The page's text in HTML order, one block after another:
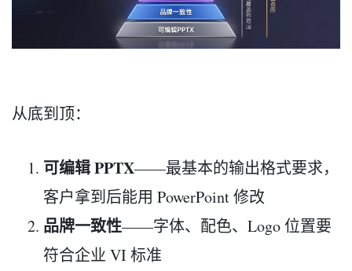
从底到顶：
可编辑 PPTX——最基本的输出格式要求，
客户拿到后能用 PowerPoint 修改
品牌一致性——字体、配色、Logo 位置要
符合企业 VI 标准